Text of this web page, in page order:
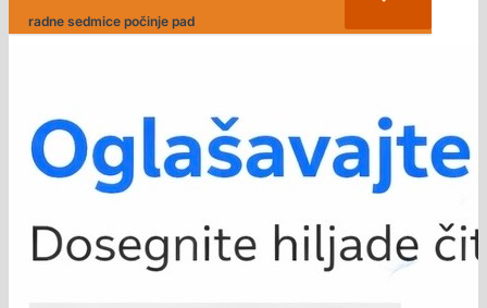
radne sedmice počinje pad